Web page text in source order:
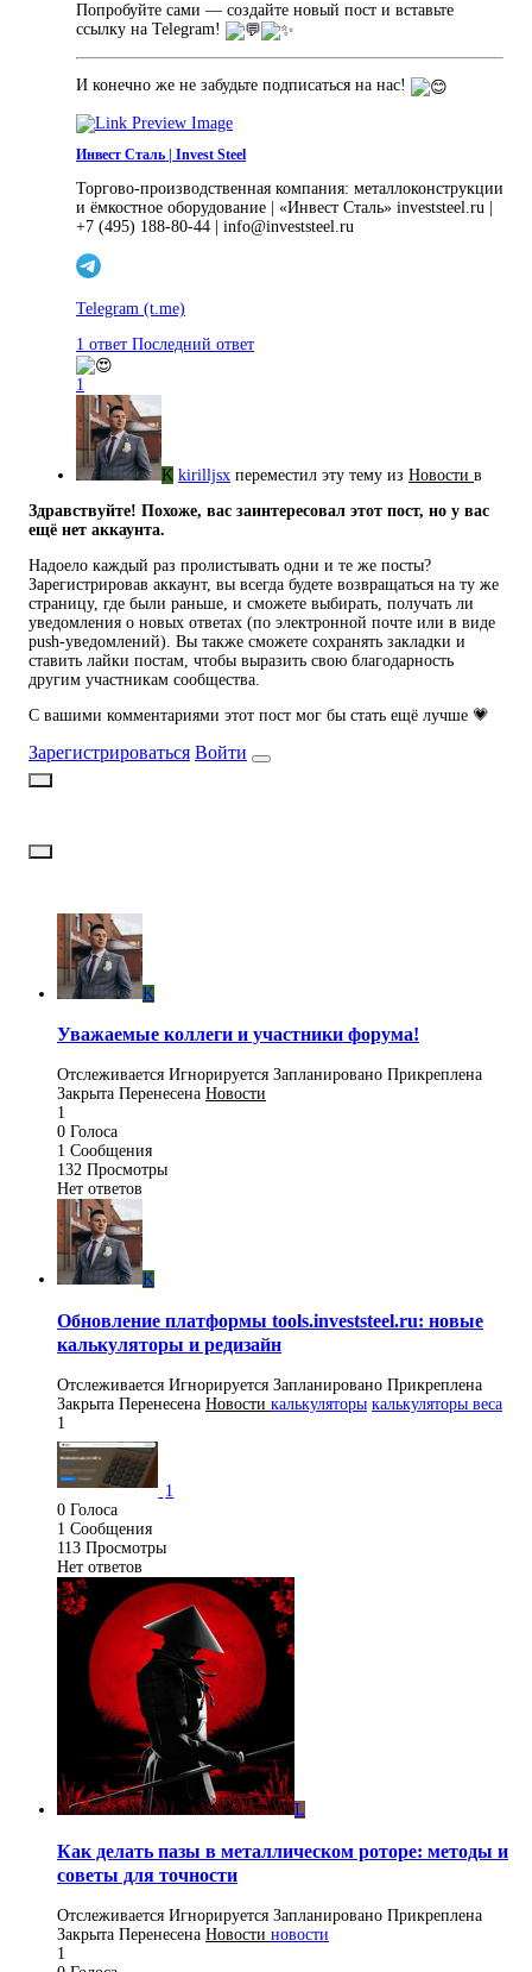
Попробуйте сами — создайте новый пост и вставьте
ссылку на Telegram!
И конечно же не забудьте подписаться на нас!
Инвест Сталь | Invest Steel
Торгово-производственная компания: металлоконструкции
и ёмкостное оборудование | «Инвест Сталь» investsteel.ru |
+7 (495) 188-80-44 | info@investsteel.ru
Telegram (t.me)
1 ответ Последний ответ
1
K kirilljsx переместил эту тему из Новости в
Здравствуйте! Похоже, вас заинтересовал этот пост, но у вас
ещё нет аккаунта.
Надоело каждый раз пролистывать одни и те же посты?
Зарегистрировав аккаунт, вы всегда будете возвращаться на ту же
страницу, где были раньше, и сможете выбирать, получать ли
уведомления о новых ответах (по электронной почте или в виде
push-уведомлений). Вы также сможете сохранять закладки и
ставить лайки постам, чтобы выразить свою благодарность
другим участникам сообщества.
С вашими комментариями этот пост мог бы стать ещё лучше 💗
Зарегистрироваться Войти
K
Уважаемые коллеги и участники форума!
Отслеживается Игнорируется Запланировано Прикреплена
Закрыта Перенесена Новости
1
0 Голоса
1 Сообщения
132 Просмотры
Нет ответов
K
Обновление платформы tools.investsteel.ru: новые
калькуляторы и редизайн
Отслеживается Игнорируется Запланировано Прикреплена
Закрыта Перенесена Новости калькуляторы калькуляторы веса
1
1
0 Голоса
1 Сообщения
113 Просмотры
Нет ответов
L
Как делать пазы в металлическом роторе: методы и
советы для точности
Отслеживается Игнорируется Запланировано Прикреплена
Закрыта Перенесена Новости новости
1